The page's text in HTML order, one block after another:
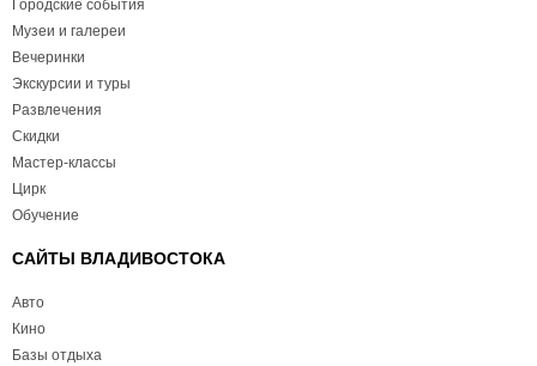
Городские события
Музеи и галереи
Вечеринки
Экскурсии и туры
Развлечения
Скидки
Мастер-классы
Цирк
Обучение
САЙТЫ ВЛАДИВОСТОКА
Авто
Кино
Базы отдыха